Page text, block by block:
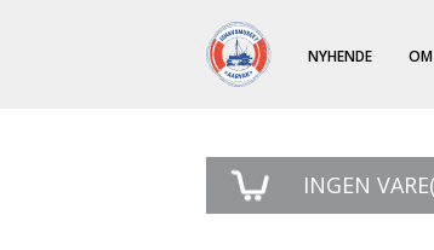
NYHENDE
INGEN